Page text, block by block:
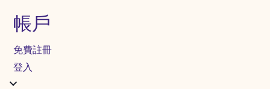
帳戶
免費註冊
登入